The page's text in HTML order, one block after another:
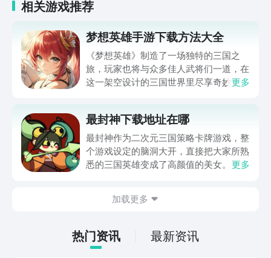
相关游戏推荐
梦想英雄手游下载方法大全
《梦想英雄》制造了一场独特的三国之
旅，玩家也将与众多佳人武将们一道，在
这一架空设计的三国世界里尽享奇妙冒
为玩家们带来，通过它就可以体验到超级
畅快的三国冒险，想入坑这一作品的玩家
还请不要错过。
更多
最封神下载地址在哪
最封神作为二次元三国策略卡牌游戏，整
个游戏设定的脑洞大开，直接把大家所熟
悉的三国英雄变成了高颜值的美女。整体
家在体验游戏的时候，如果能够成功的下
面就针对下载地址做相关内容的介绍。
更多
加载更多
热门资讯 最新资讯